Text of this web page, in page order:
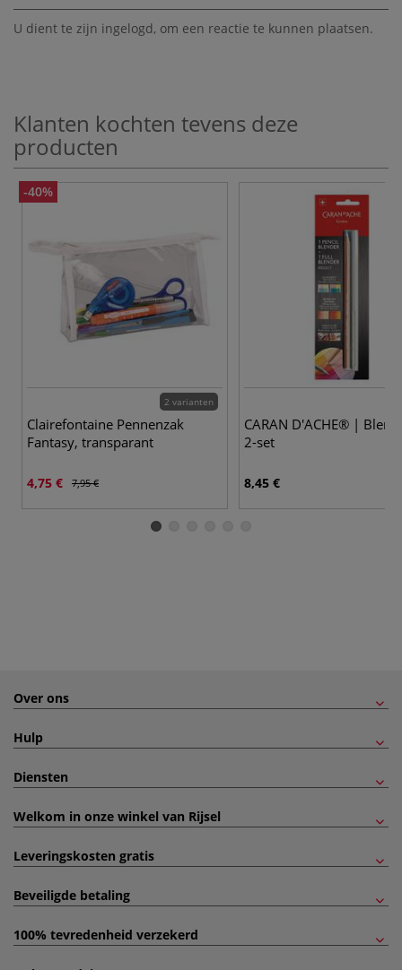
U dient te zijn ingelogd, om een reactie te kunnen plaatsen.
Klanten kochten tevens deze
producten
-40%
2 varianten
Clairefontaine Pennenzak
Fantasy, transparant
4,75 € 7,95 €
CARAN D'ACHE® |
2-set
8,45 €
Over ons
Hulp
Diensten
Welkom in onze winkel van Rijsel
Leveringskosten gratis
Beveiligde betaling
100% tevredenheid verzekerd